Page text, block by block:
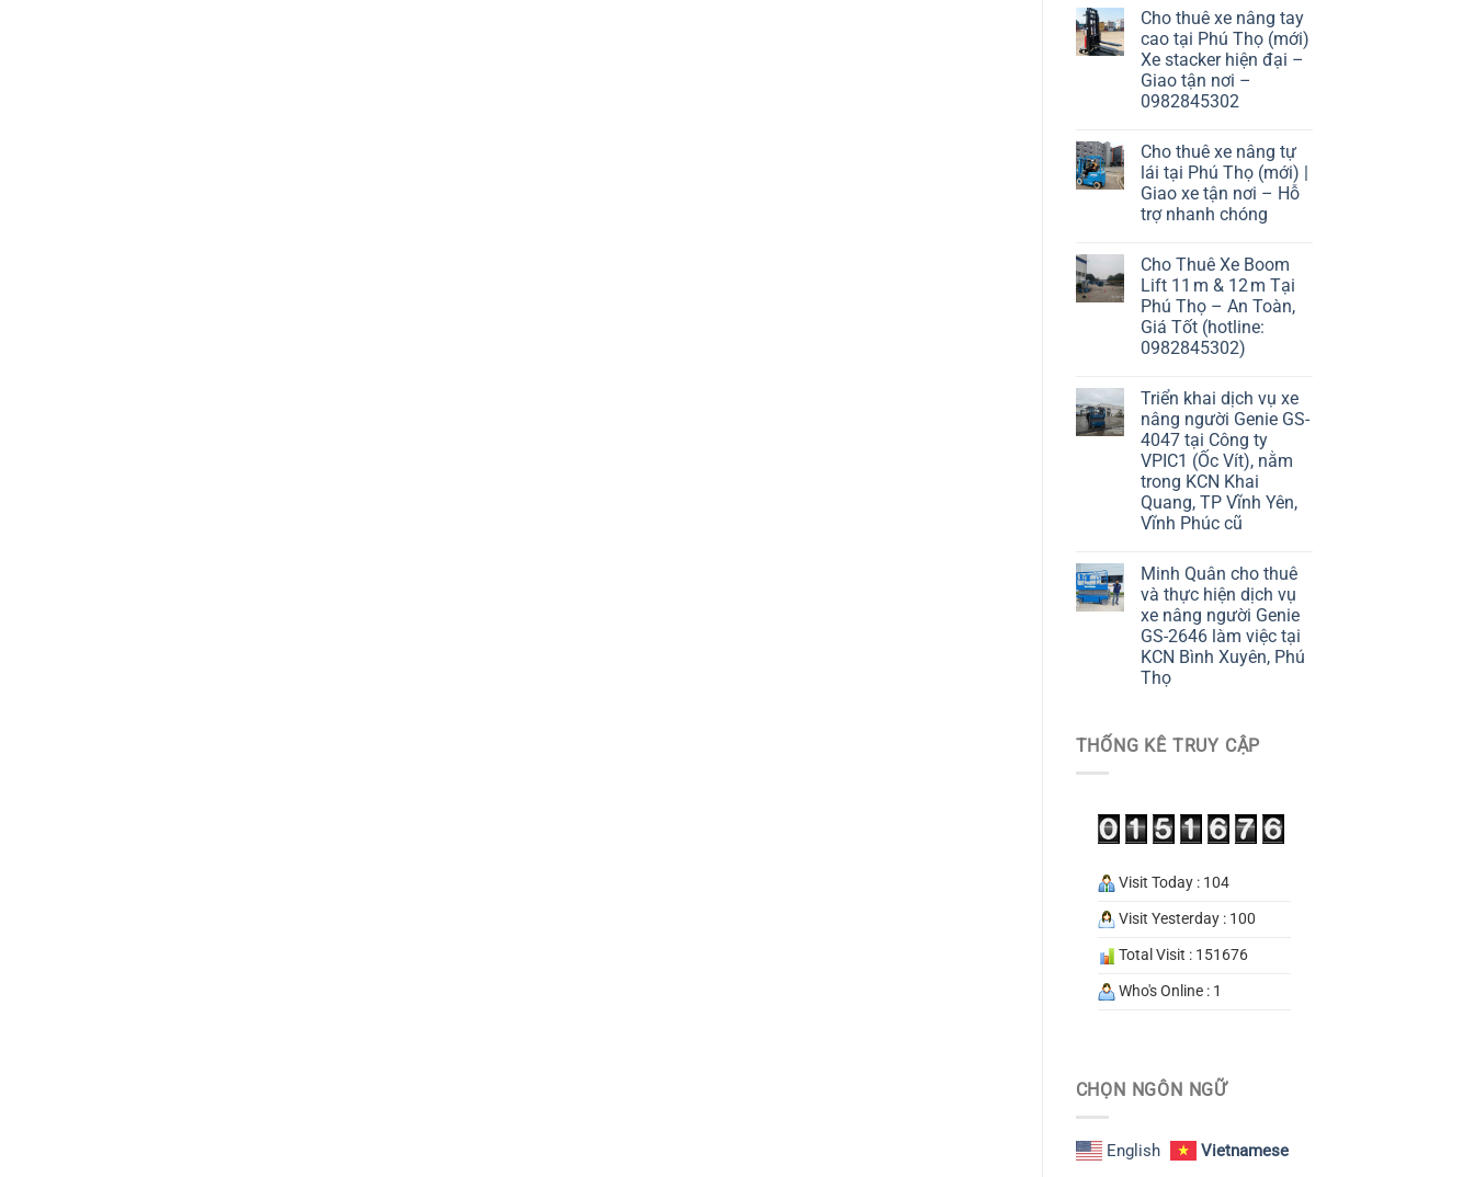
Cho thuê xe nâng tay
cao tại Phú Thọ (mới)
Xe stacker hiện đại –
Giao tận nơi –
0982845302
Cho thuê xe nâng tự
lái tại Phú Thọ (mới) |
Giao xe tận nơi – Hỗ
trợ nhanh chóng
Cho Thuê Xe Boom
Lift 11 m & 12 m Tại
Phú Thọ – An Toàn,
Giá Tốt (hotline:
0982845302)
Triển khai dịch vụ xe
nâng người Genie GS-
4047 tại Công ty
VPIC1 (Ốc Vít), nằm
trong KCN Khai
Quang, TP Vĩnh Yên,
Vĩnh Phúc cũ
Minh Quân cho thuê
và thực hiện dịch vụ
xe nâng người Genie
GS-2646 làm việc tại
KCN Bình Xuyên, Phú
Thọ
THỐNG KÊ TRUY CẬP
Visit Today : 104
Visit Yesterday : 100
Total Visit : 151676
Who's Online : 1
CHỌN NGÔN NGỮ
English Vietnamese